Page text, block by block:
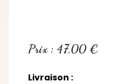
Prix : 47,00 €
Livraison :